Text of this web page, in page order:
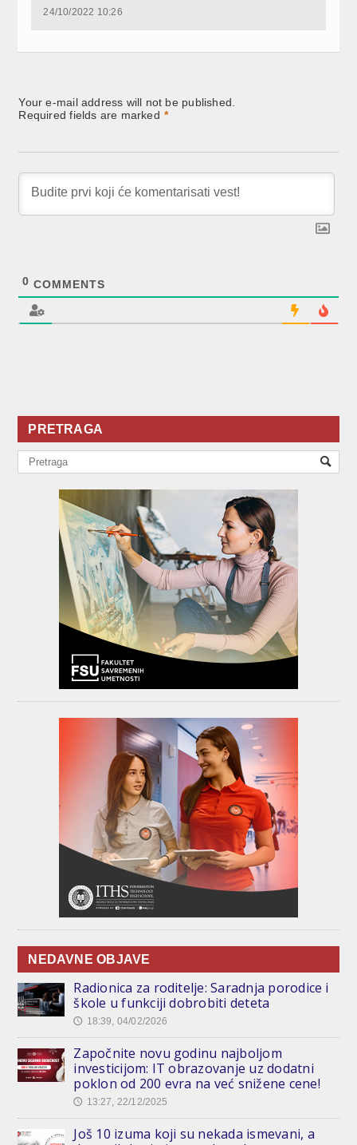
24/10/2022 10:26
Your e-mail address will not be published.
Required fields are marked *
0 COMMENTS
PRETRAGA
NEDAVNE OBJAVE
Radionica za roditelje: Saradnja porodice i
škole u funkciji dobrobiti deteta
🕔 18:39, 04/02/2026
Započnite novu godinu najboljom
investicijom: IT obrazovanje uz dodatni
poklon od 200 evra na već snižene cene!
🕔 13:27, 22/12/2025
Još 10 izuma koji su nekada ismevani, a